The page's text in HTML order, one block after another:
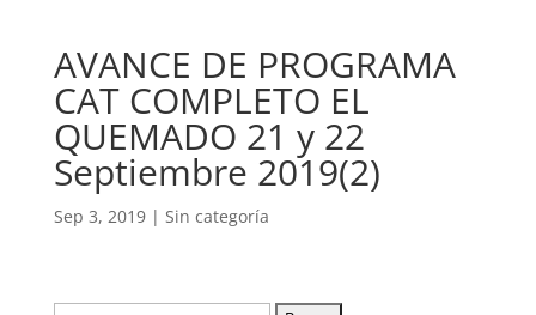
AVANCE DE PROGRAMA
CAT COMPLETO EL
QUEMADO 21 y 22
Septiembre 2019(2)
Sep 3, 2019| Sin categoría